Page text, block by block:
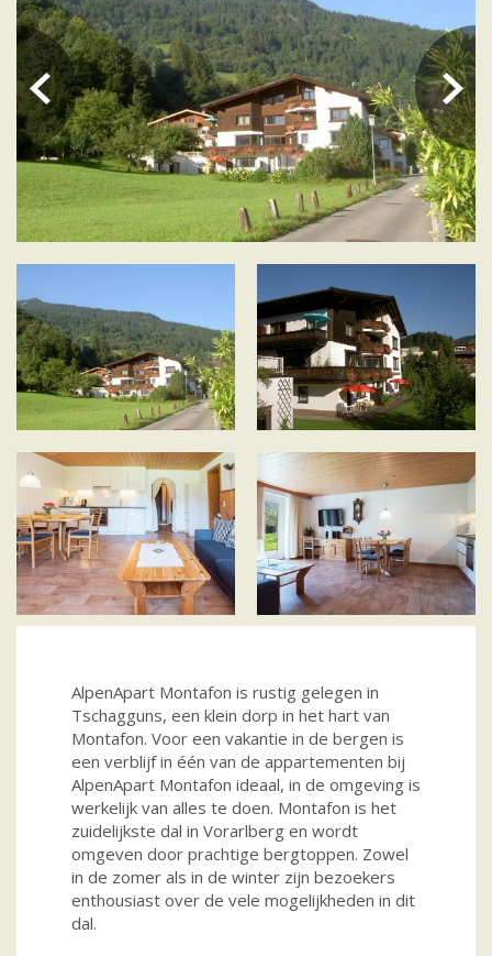
AlpenApart Montafon is rustig gelegen in
Tschagguns, een klein dorp in het hart van
Montafon. Voor een vakantie in de bergen is
een verblijf in één van de appartementen bij
AlpenApart Montafon ideaal, in de omgeving is
werkelijk van alles te doen. Montafon is het
zuidelijkste dal in Vorarlberg en wordt
omgeven door prachtige bergtoppen. Zowel
in de zomer als in de winter zijn bezoekers
enthousiast over de vele mogelijkheden in dit
dal.